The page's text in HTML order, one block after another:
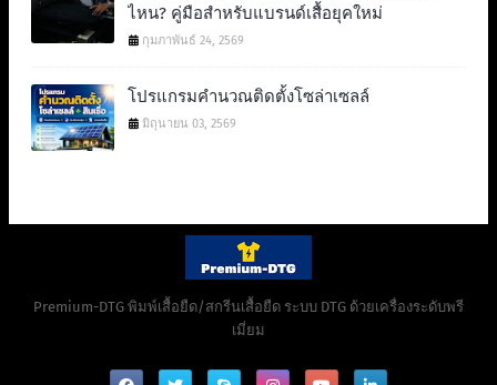
ไหน? คู่มือสำหรับแบรนด์เสื้อยุคใหม่
กุมภาพันธ์ 24, 2569
โปรแกรมคำนวณติดตั้งโซล่าเซลล์
มิถุนายน 03, 2569
Premium-DTG พิมพ์เสื้อยืด/สกรีนเสื้อยืด ระบบ DTG ด้วยเครื่องระดับพรี
เมี่ยม